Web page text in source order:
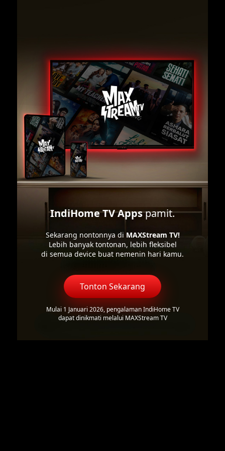
IndiHome TV Appspamit.
Sekarang nontonnya di MAXStream TV!
Lebih banyak tontonan, lebih fleksibel
di semua device buat nemenin hari kamu.
Tonton Sekarang
Mulai 1 Januari 2026, pengalaman IndiHome TV
dapat dinikmati melalui MAXStream TV